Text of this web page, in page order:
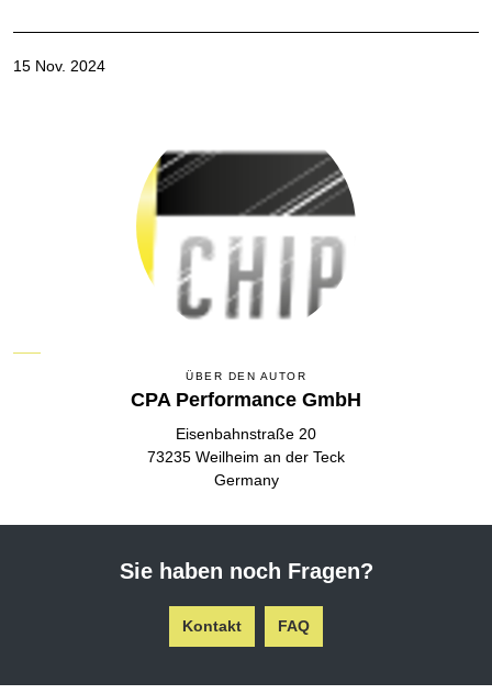
15 Nov. 2024
ÜBER DEN AUTOR
CPA Performance GmbH
Eisenbahnstraße 20
73235 Weilheim an der Teck
Germany
Sie haben noch Fragen?
Kontakt FAQ